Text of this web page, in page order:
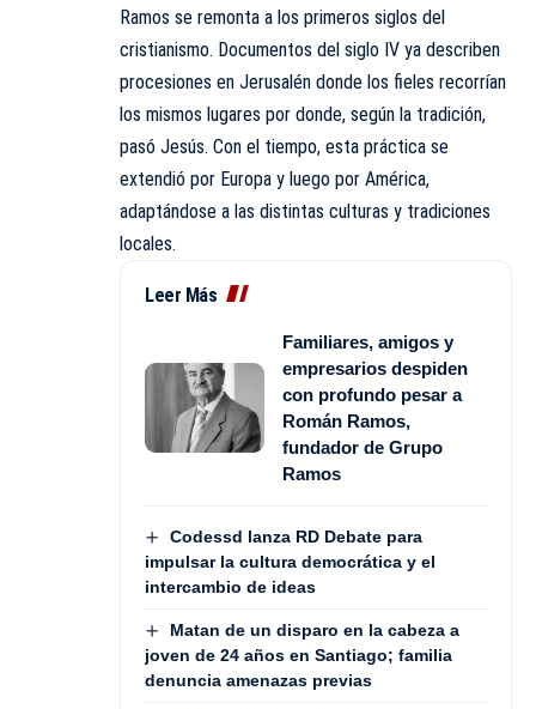
Ramos se remonta a los primeros siglos del
cristianismo. Documentos del siglo IV ya describen
procesiones en Jerusalén donde los fieles recorrían
los mismos lugares por donde, según la tradición,
pasó Jesús. Con el tiempo, esta práctica se
extendió por Europa y luego por América,
adaptándose a las distintas culturas y tradiciones
locales.
Leer Más
Familiares, amigos y
empresarios despiden
con profundo pesar a
Román Ramos,
fundador de Grupo
Ramos
Codessd lanza RD Debate para
impulsar la cultura democrática y el
intercambio de ideas
Matan de un disparo en la cabeza a
joven de 24 años en Santiago; familia
denuncia amenazas previas